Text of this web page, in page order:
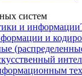
систем
и информации
и